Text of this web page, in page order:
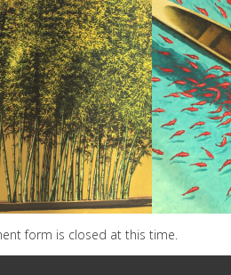
PINTURAS
Isla
PEDRO
form is closed at this time.